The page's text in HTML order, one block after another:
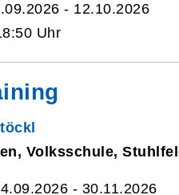
- 12.10.2026
Uhr
Volksschule,
- 30.11.2026